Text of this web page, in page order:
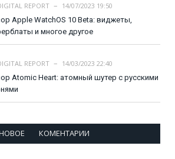
REPORT
14/07/2023 19:50
Apple WatchOS 10 Beta: виджеты,
и многое другое
REPORT
14/03/2023 22:40
Atomic Heart: атомный шутер с русскими
КОМЕНТАРИИ